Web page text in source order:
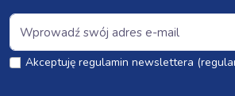
Akceptuję regulamin newslettera